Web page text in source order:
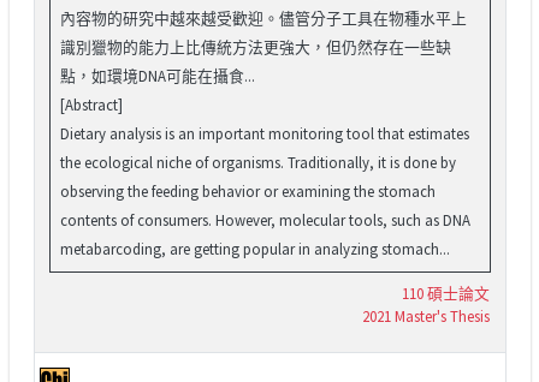
內容物的研究中越來越受歡迎。儘管分子工具在物種水平上
識別獵物的能力上比傳統方法更強大，但仍然存在一些缺
點，如環境DNA可能在攝食...
[Abstract]
Dietary analysis is an important monitoring tool that estimates
the ecological niche of organisms. Traditionally, it is done by
observing the feeding behavior or examining the stomach
contents of consumers. However, molecular tools, such as DNA
metabarcoding, are getting popular in analyzing stomach...
110 碩士論文
2021 Master's Thesis